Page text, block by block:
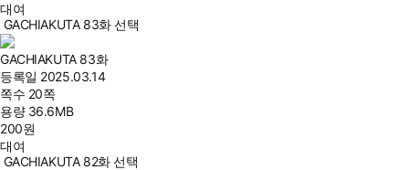
대여
GACHIAKUTA 83화 선택
GACHIAKUTA 83화
등록일 2025.03.14
쪽수 20쪽
용량 36.6MB
200원
대여
GACHIAKUTA 82화 선택